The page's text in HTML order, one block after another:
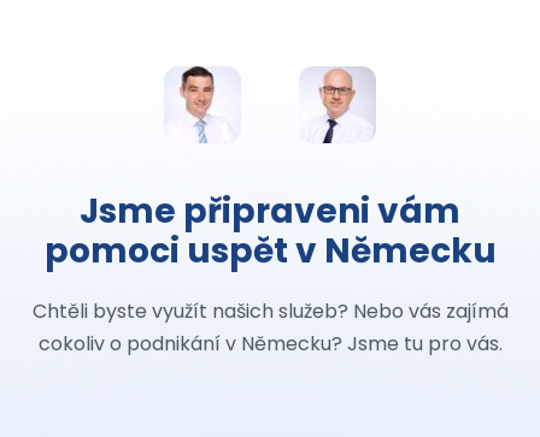
Jsme připraveni vám
pomoci uspět v Německu
Chtěli byste využít našich služeb? Nebo vás zajímá
cokoliv o podnikání v Německu? Jsme tu pro vás.